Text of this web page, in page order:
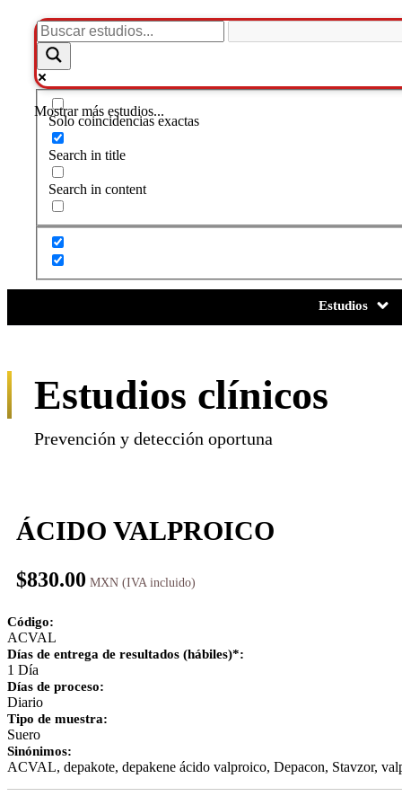
Mostrar más estudios...
Solo coincidencias exactas
Search in title
Search in content
Estudios
Estudios clínicos
Prevención y detección oportuna
ÁCIDO VALPROICO
$830.00
Código:
ACVAL
Días de entrega de resultados (hábiles)*:
1 Día
Días de proceso:
Diario
Tipo de muestra:
Suero
Sinónimos:
ACVAL, depakote, depakene ácido valproico, Depacon, Stavzor,